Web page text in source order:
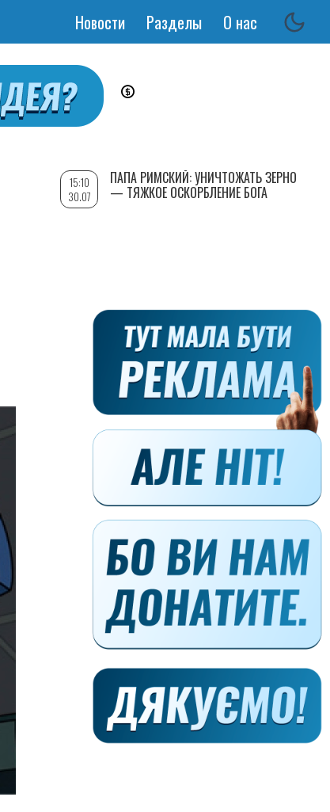
Основная
Новости Разделы О нас
15:10
30.07
ПАПА РИМСКИЙ: УНИЧТОЖАТЬ ЗЕРНО
— ТЯЖКОЕ ОСКОРБЛЕНИЕ БОГА